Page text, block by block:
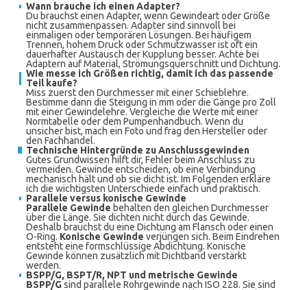
Wann brauche ich einen Adapter?
Du brauchst einen Adapter, wenn Gewindeart oder Größe
nicht zusammenpassen. Adapter sind sinnvoll bei
einmaligen oder temporären Lösungen. Bei häufigem
Trennen, hohem Druck oder Schmutzwasser ist oft ein
dauerhafter Austausch der Kupplung besser. Achte bei
Adaptern auf Material, Strömungsquerschnitt und Dichtung.
Wie messe ich Größen richtig, damit ich das passende
Teil kaufe?
Miss zuerst den Durchmesser mit einer Schieblehre.
Bestimme dann die Steigung in mm oder die Gänge pro Zoll
mit einer Gewindelehre. Vergleiche die Werte mit einer
Normtabelle oder dem Pumpenhandbuch. Wenn du
unsicher bist, mach ein Foto und frag den Hersteller oder
den Fachhandel.
Technische Hintergründe zu Anschlussgewinden
Gutes Grundwissen hilft dir, Fehler beim Anschluss zu
vermeiden. Gewinde entscheiden, ob eine Verbindung
mechanisch hält und ob sie dicht ist. Im Folgenden erkläre
ich die wichtigsten Unterschiede einfach und praktisch.
Parallele versus konische Gewinde
Parallele Gewinde behalten den gleichen Durchmesser
über die Länge. Sie dichten nicht durch das Gewinde.
Deshalb brauchst du eine Dichtung am Flansch oder einen
O-Ring. Konische Gewinde verjüngen sich. Beim Eindrehen
entsteht eine formschlüssige Abdichtung. Konische
Gewinde können zusätzlich mit Dichtband verstärkt
werden.
BSPP/G, BSPT/R, NPT und metrische Gewinde
BSPP/Gsind parallele Rohrgewinde nach ISO 228. Sie sind